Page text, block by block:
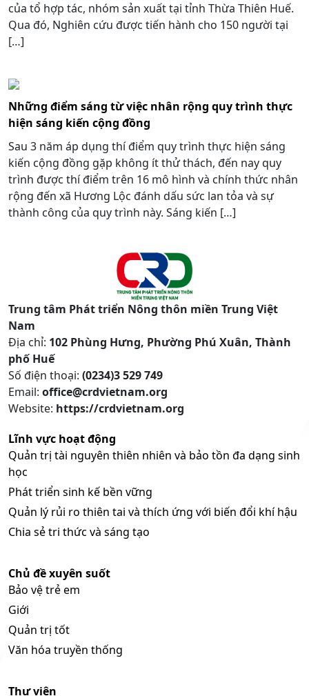
của tổ hợp tác, nhóm sản xuất tại tỉnh Thừa Thiên Huế.
Qua đó, Nghiên cứu được tiến hành cho 150 người tại
[…]
Những điểm sáng từ việc nhân rộng quy trình thực
hiện sáng kiến cộng đồng
Sau 3 năm áp dụng thí điểm quy trình thực hiện sáng
kiến cộng đồng gặp không ít thử thách, đến nay quy
trình được thí điểm trên 16 mô hình và chính thức nhân
rộng đến xã Hương Lộc đánh dấu sức lan tỏa và sự
thành công của quy trình này. Sáng kiến […]
Trung tâm Phát triển Nông thôn miền Trung Việt
Nam
Địa chỉ: 102 Phùng Hưng, Phường Phú Xuân, Thành
phố Huế
Số điện thoại: (0234)3 529 749
Email: office@crdvietnam.org
Website: https://crdvietnam.org
Lĩnh vực hoạt động
Quản trị tài nguyên thiên nhiên và bảo tồn đa dạng sinh
học
Phát triển sinh kế bền vững
Quản lý rủi ro thiên tai và thích ứng với biến đổi khí hậu
Chia sẻ tri thức và sáng tạo
Chủ đề xuyên suốt
Bảo vệ trẻ em
Giới
Quản trị tốt
Văn hóa truyền thống
Thư viện